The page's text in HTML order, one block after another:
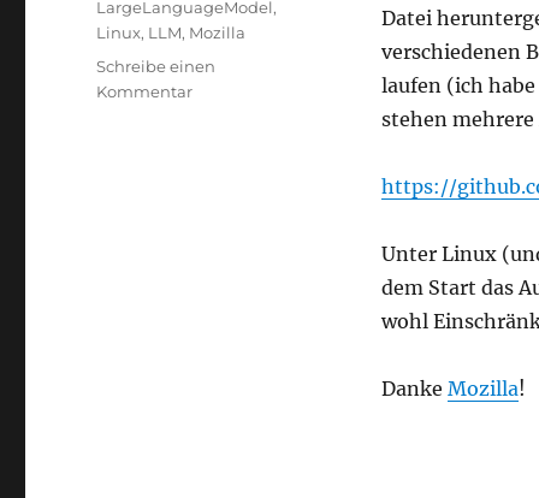
Datei
verschiedenen
laufen (ich
stehen
https://
Unter Linux
dem Start das
wohl
Danke Mozilla!
LargeLanguageModel,
Linux, LLM, Mozilla
Schreibe einen
Kommentarzu